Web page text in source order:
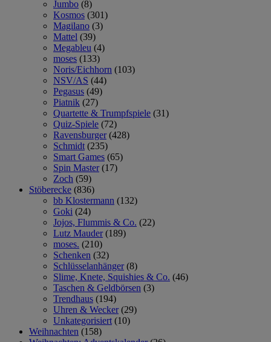
Jumbo (8)
Kosmos (301)
Magilano (3)
Mattel (39)
Megableu (4)
moses (133)
Noris/Eichhorn (103)
NSV/AS (44)
Pegasus (49)
Piatnik (27)
Quartette & Trumpfspiele (31)
Quiz-Spiele (72)
Ravensburger (428)
Schmidt (235)
Smart Games (65)
Spin Master (17)
Zoch (59)
Stöberecke (836)
bb Klostermann (132)
Goki (24)
Jojos, Flummis & Co. (22)
Lutz Mauder (189)
moses. (210)
Schenken (32)
Schlüsselanhänger (8)
Slime, Knete, Squishies & Co. (46)
Taschen & Geldbörsen (3)
Trendhaus (194)
Uhren & Wecker (29)
Unkategorisiert (10)
Weihnachten (158)